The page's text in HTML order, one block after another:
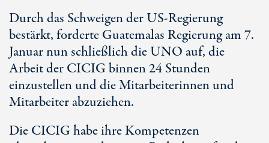
Durch das Schweigen der US-Regierung
bestärkt, forderte Guatemalas Regierung am 7.
Januar nun schließlich die UNO auf, die
Arbeit der CICIG binnen 24 Stunden
einzustellen und die Mitarbeiterinnen und
Mitarbeiter abzuziehen.
Die CICIG habe ihre Kompetenzen